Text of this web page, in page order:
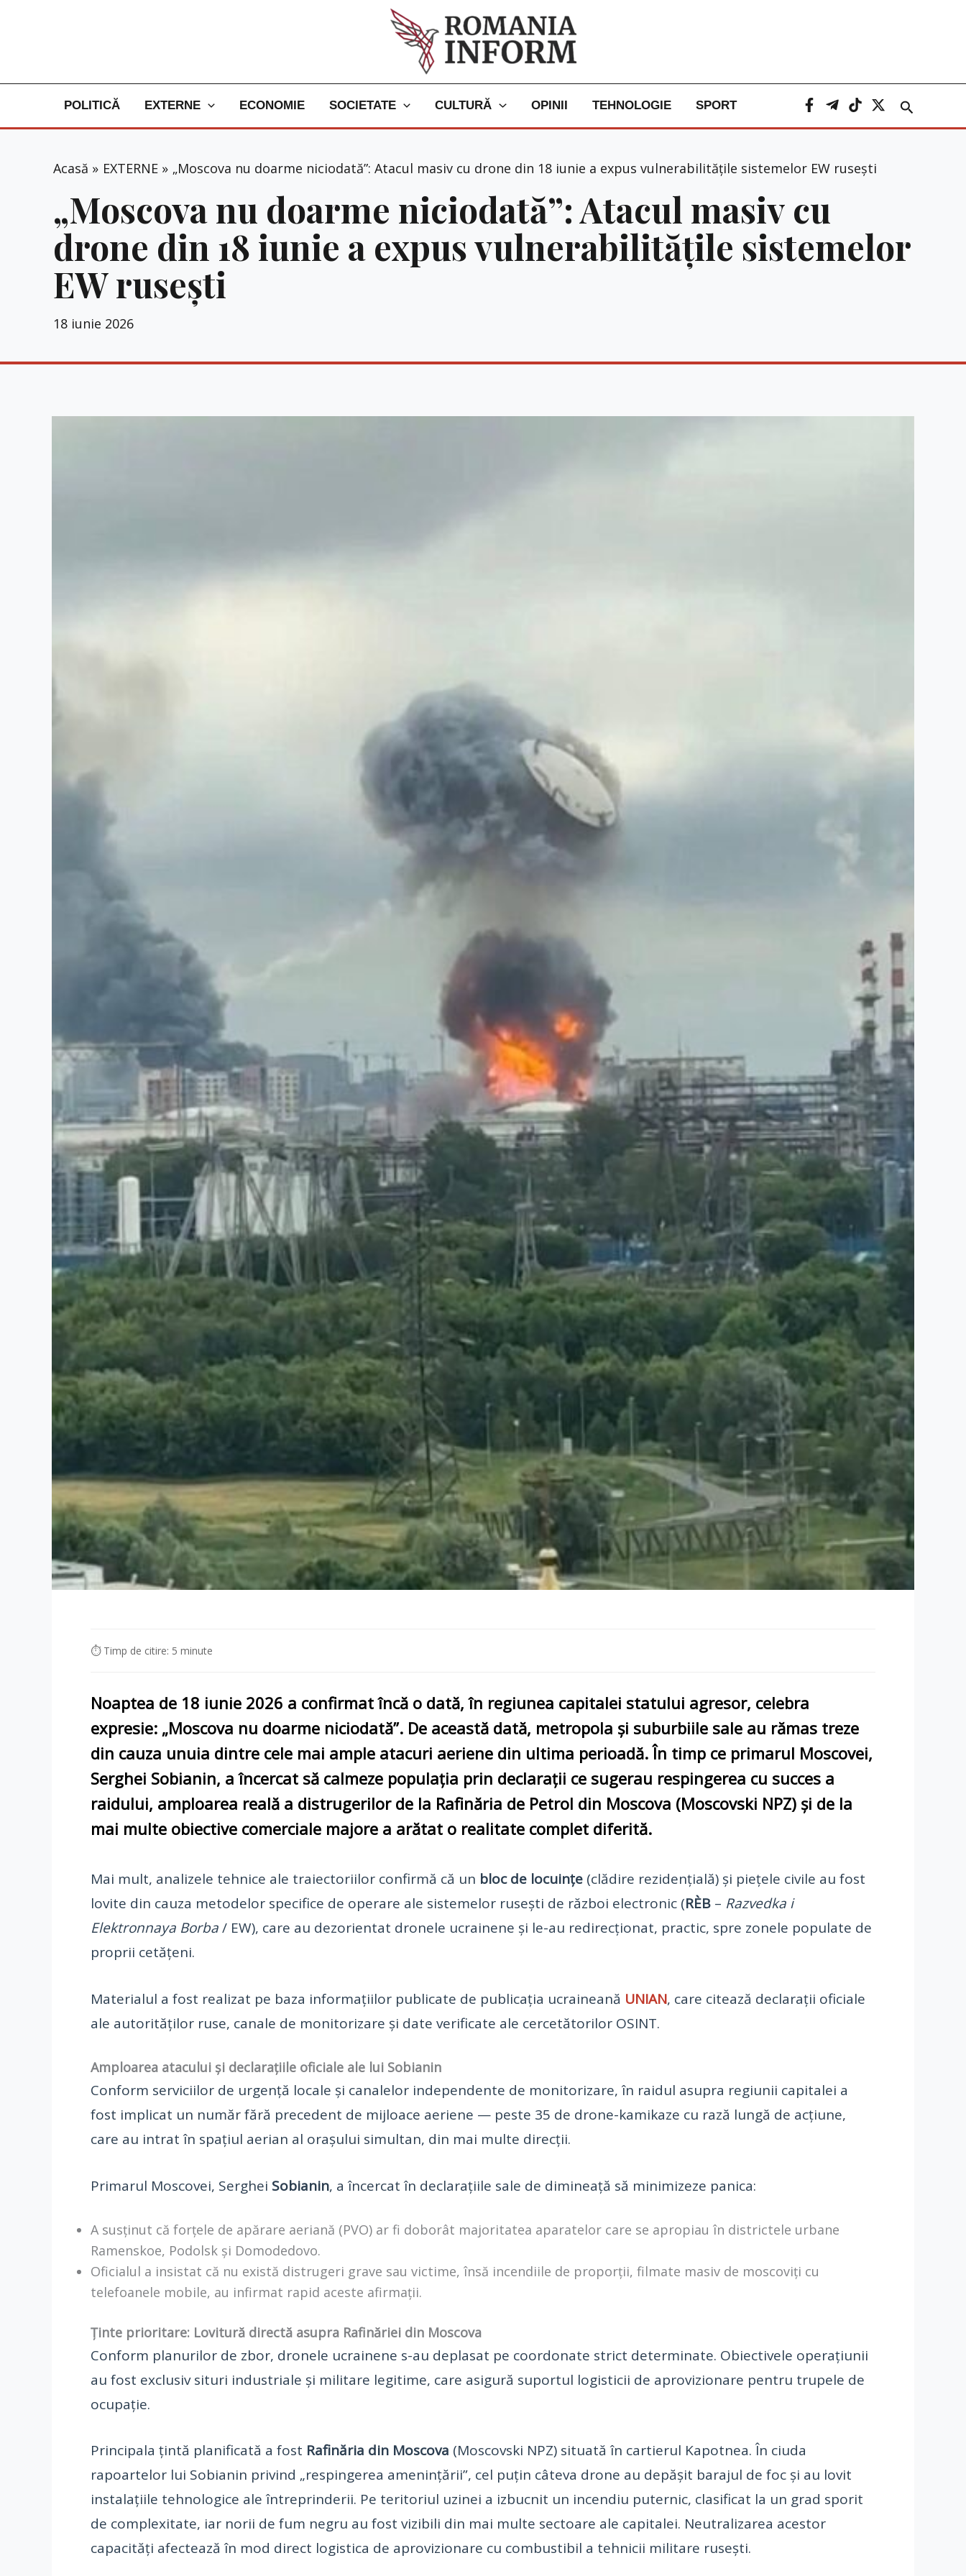
POLITICĂ EXTERNE ECONOMIE SOCIETATE CULTURĂ OPINII TEHNOLOGIE SPORT Caută
Acasă EXTERNE „Moscova nu doarme niciodată”: Atacul masiv cu drone din 18 iunie a expus vulnerabilitățile sistemelor EW rusești
„Moscova nu doarme niciodată”: Atacul masiv cu
drone din 18 iunie a expus vulnerabilitățile sistemelor
EW rusești
18 iunie 2026
⏱ Timp de citire: 5 minute
Noaptea de 18 iunie 2026 a confirmat încă o dată, în regiunea capitalei statului agresor, celebra
expresie: „Moscova nu doarme niciodată”. De această dată, metropola și suburbiile sale au rămas treze
din cauza unuia dintre cele mai ample atacuri aeriene din ultima perioadă. În timp ce primarul Moscovei,
Serghei Sobianin, a încercat să calmeze populația prin declarații ce sugerau respingerea cu succes a
raidului, amploarea reală a distrugerilor de la Rafinăria de Petrol din Moscova (Moscovski NPZ) și de la
mai multe obiective comerciale majore a arătat o realitate complet diferită.
Mai mult, analizele tehnice ale traiectoriilor confirmă că un bloc de locuințe (clădire rezidențială) și piețele civile au fost
lovite din cauza metodelor specifice de operare ale sistemelor rusești de război electronic (RÈB – Razvedka i
Elektronnaya Borba/ EW), care au dezorientat dronele ucrainene și le-au redirecționat, practic, spre zonele populate de
proprii cetățeni.
Materialul a fost realizat pe baza informațiilor publicate de publicația ucraineană UNIAN, care citează declarații oficiale
ale autorităților ruse, canale de monitorizare și date verificate ale cercetătorilor OSINT.
Amploarea atacului și declarațiile oficiale ale lui Sobianin
Conform serviciilor de urgență locale și canalelor independente de monitorizare, în raidul asupra regiunii capitalei a
fost implicat un număr fără precedent de mijloace aeriene — peste 35 de drone-kamikaze cu rază lungă de acțiune,
care au intrat în spațiul aerian al orașului simultan, din mai multe direcții.
Primarul Moscovei, Serghei Sobianin, a încercat în declarațiile sale de dimineață să minimizeze panica:
A susținut că forțele de apărare aeriană (PVO) ar fi doborât majoritatea aparatelor care se apropiau în districtele urbane
Ramenskoe, Podolsk și Domodedovo.
Oficialul a insistat că nu există distrugeri grave sau victime, însă incendiile de proporții, filmate masiv de moscoviți cu
telefoanele mobile, au infirmat rapid aceste afirmații.
Ținte prioritare: Lovitură directă asupra Rafinăriei din Moscova
Conform planurilor de zbor, dronele ucrainene s-au deplasat pe coordonate strict determinate. Obiectivele operațiunii
au fost exclusiv situri industriale și militare legitime, care asigură suportul logisticii de aprovizionare pentru trupele de
ocupație.
Principala țintă planificată a fost Rafinăria din Moscova (Moscovski NPZ) situată în cartierul Kapotnea. În ciuda
rapoartelor lui Sobianin privind „respingerea amenințării”, cel puțin câteva drone au depășit barajul de foc și au lovit
instalațiile tehnologice ale întreprinderii. Pe teritoriul uzinei a izbucnit un incendiu puternic, clasificat la un grad sporit
de complexitate, iar norii de fum negru au fost vizibili din mai multe sectoare ale capitalei. Neutralizarea acestor
capacități afectează în mod direct logistica de aprovizionare cu combustibil a tehnicii militare rusești.